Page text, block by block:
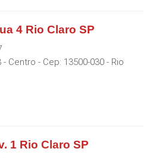
4 Rio Claro SP
- Centro - Cep: 13500-030 - Rio
1 Rio Claro SP